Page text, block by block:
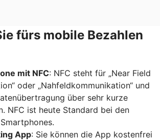
fürs mobile Bezahlen
mit NFC: NFC steht für „Near Field
oder „Nahfeldkommunikation“ und
über sehr kurze
NFC ist heute Standard bei den
App: Sie können die App kostenfrei